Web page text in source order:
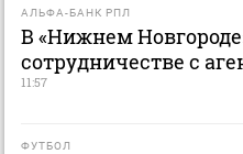
АЛЬФА-БАНК РПЛ
В «Нижнем
сотрудничестве с
11:57
ФУТБОЛ